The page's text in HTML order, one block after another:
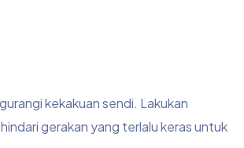
kekakuan sendi. Lakukan
gerakan yang terlalu keras untuk